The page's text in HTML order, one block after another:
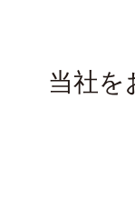
当社を